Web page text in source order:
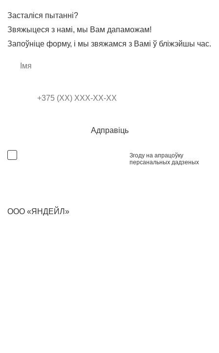
Засталіся пытанні?
Звяжыцеся з намі, мы Вам дапаможам!
Запоўніце форму, і мы звяжамся з Вамі ў бліжэйшы час.
Згоду на апрацоўку
персанальных дадзеных
ООО «ЯНДЕЙЛ»